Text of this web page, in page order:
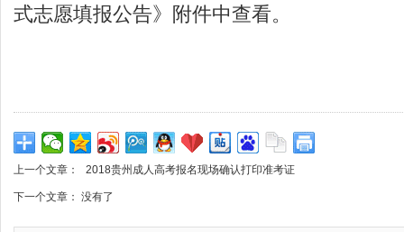
式志愿填报公告》附件中查看。
上一个文章： 2018贵州成人高考报名现场确认打印准考证
下一个文章： 没有了